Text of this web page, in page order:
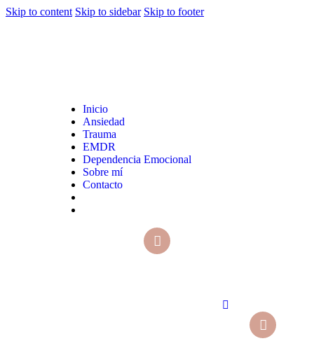
Skip to content Skip to sidebar Skip to footer
Inicio
Ansiedad
Trauma
EMDR
Dependencia Emocional
Sobre mí
Contacto